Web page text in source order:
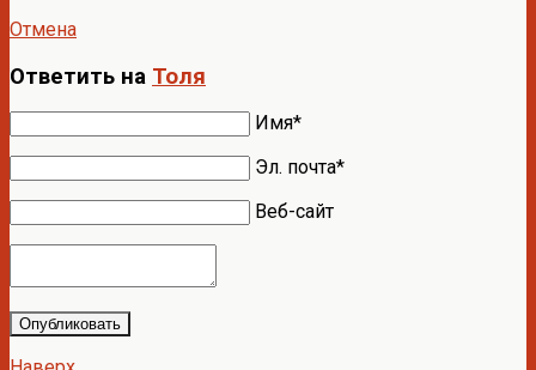
Отмена
Ответить на Толя
Имя*
Эл. почта*
Веб-сайт
Опубликовать